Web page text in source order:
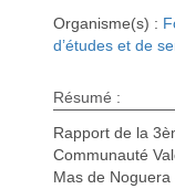
Organisme(s) :
d’études et de
Résumé :
Rapport de la
Communauté
Mas de